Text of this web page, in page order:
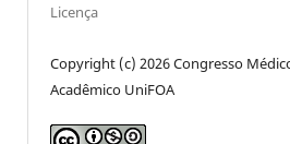
Licença
Copyright (c) 2026 Congresso
Acadêmico UniFOA